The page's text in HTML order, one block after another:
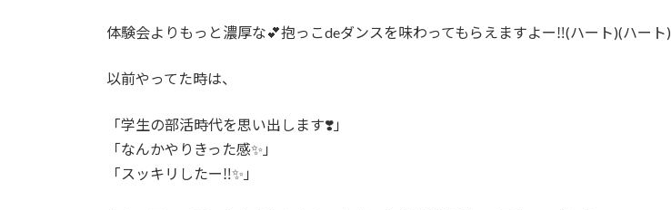
体験会よりもっと濃厚な💕抱っこdeダンスを味わってもらえますよー‼️(ハート)(ハート)
以前やってた時は、
「学生の部活時代を思い出します❣️」
「なんかやりきった感✨」
「スッキリしたー‼️✨」